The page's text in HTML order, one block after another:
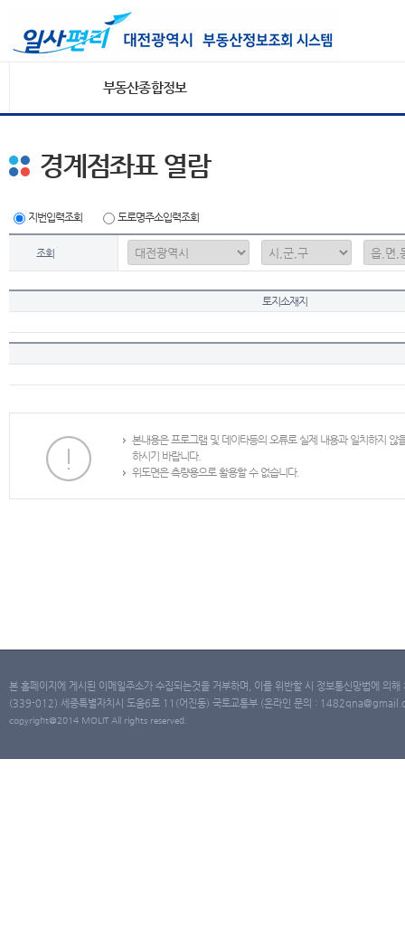
부동산종합정보
경계점좌표 열람
지번입력조회 도로명주소입력조회
조회
토지소재지
본내용은 프로그램 및 데이타등의 오류로 실제 내용과 일치하지
하시기 바랍니다.
위도면은 측량용으로 활용할 수 없습니다.
본 홈페이지에 게시된 이메일주소가 수집되는것을 거부하며, 이를 위반할 시 정보통신망법에 의
(339-012) 세종특별자치시 도움6로 11(어진동) 국토교통부 (온라인 문의 :
copyright@2014 MOLIT All rights reserved.